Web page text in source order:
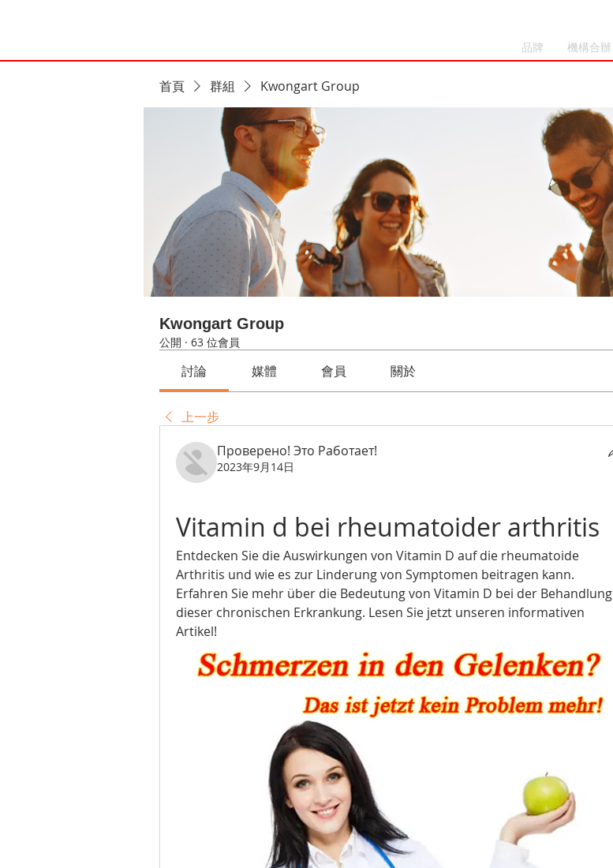
品牌 機構合辦
首頁 群組 Kwongart Group
Kwongart Group
公開 · 63 位會員
討論 媒體 會員 關於
上一步
Проверено! Это Работает!
2023年9月14日
Vitamin d bei rheumatoider arthritis
Entdecken Sie die Auswirkungen von Vitamin D auf die rheumatoide
Arthritis und wie es zur Linderung von Symptomen beitragen kann.
Erfahren Sie mehr über die Bedeutung von Vitamin D bei der Behandlung
dieser chronischen Erkrankung. Lesen Sie jetzt unseren informativen
Artikel!